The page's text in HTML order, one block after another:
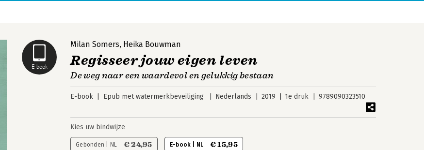
E-book
Milan Somers, Heika Bouwman
Regisseer jouw eigen leven
De weg naar een waardevol en gelukkig bestaan
E-book Epub met watermerkbeveiliging Nederlands 2019 1e druk 9789090323510
Kies uw bindwijze
Gebonden | NL € 24,95 E-book | NL € 15,95
Personen